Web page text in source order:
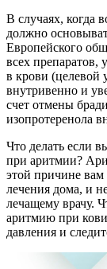
В случаях, когда
должно
Европейского
всех
в крови (целевой
внутривенно и
счет отмены
изопротеренола
Что делать если
при аритмии?
этой причине вам
лечения дома, и
лечащему врачу.
аритмию при
давления и